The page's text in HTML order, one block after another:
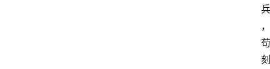
兵
，
苟
刻